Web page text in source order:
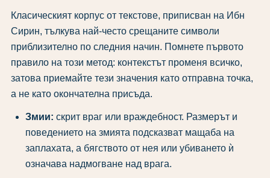
Класическият корпус от текстове, приписван на Ибн
Сирин, тълкува най-често срещаните символи
приблизително по следния начин. Помнете първото
правило на този метод: контекстът променя всичко,
затова приемайте тези значения като отправна точка,
а не като окончателна присъда.
Змии: скрит враг или враждебност. Размерът и
поведението на змията подсказват мащаба на
заплахата, а бягството от нея или убиването ѝ
означава надмогване над врага.